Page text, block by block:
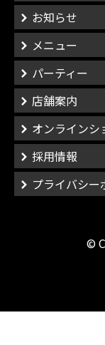
お知らせ
メニュー
パーティー
店舗案内
オンラインシ
採用情報
プライバシー
©